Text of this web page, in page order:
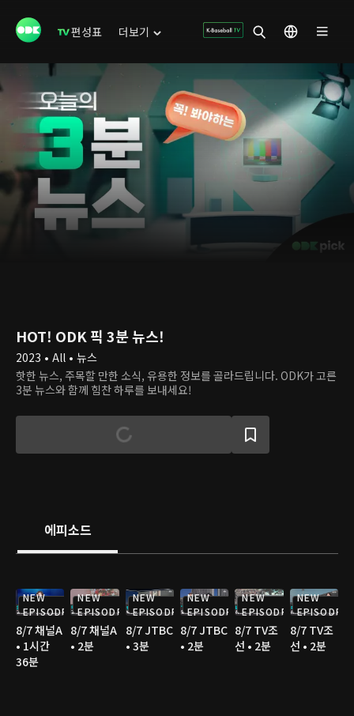
편성표 더보기
HOT! ODK 픽 3분 뉴스!
2023 • All • 뉴스
핫한 뉴스, 주목할 만한 소식, 유용한 정보를 골라드립니다. ODK가 고른
3분 뉴스와 함께 힘찬 하루를 보내세요!
에피소드
NEW
EPISODE
8/7 채널A
• 1시간
36분
NEW
EPISODE
8/7 채널A
• 2분
NEW
EPISODE
8/7 JTBC
• 3분
NEW
EPISODE
8/7 JTBC
• 2분
NEW
EPISODE
8/7 TV조
선 • 2분
NEW
EPISODE
8/7 TV조
선 • 2분